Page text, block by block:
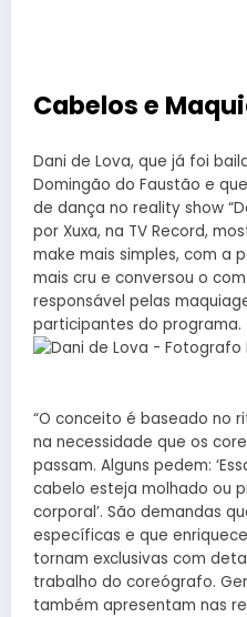
Cabelos e
Dani de Lova, que já foi
Domingão do Faustão e
de dança no reality show
por Xuxa, na TV Record,
make mais simples, com a
mais cru e conversou o
responsável pelas
participantes do programa.
“O conceito é baseado no
na necessidade que os
passam. Alguns pedem:
cabelo esteja molhado ou
corporal’. São demandas
específicas e que
tornam exclusivas com
trabalho do coreógrafo.
também apresentam nas